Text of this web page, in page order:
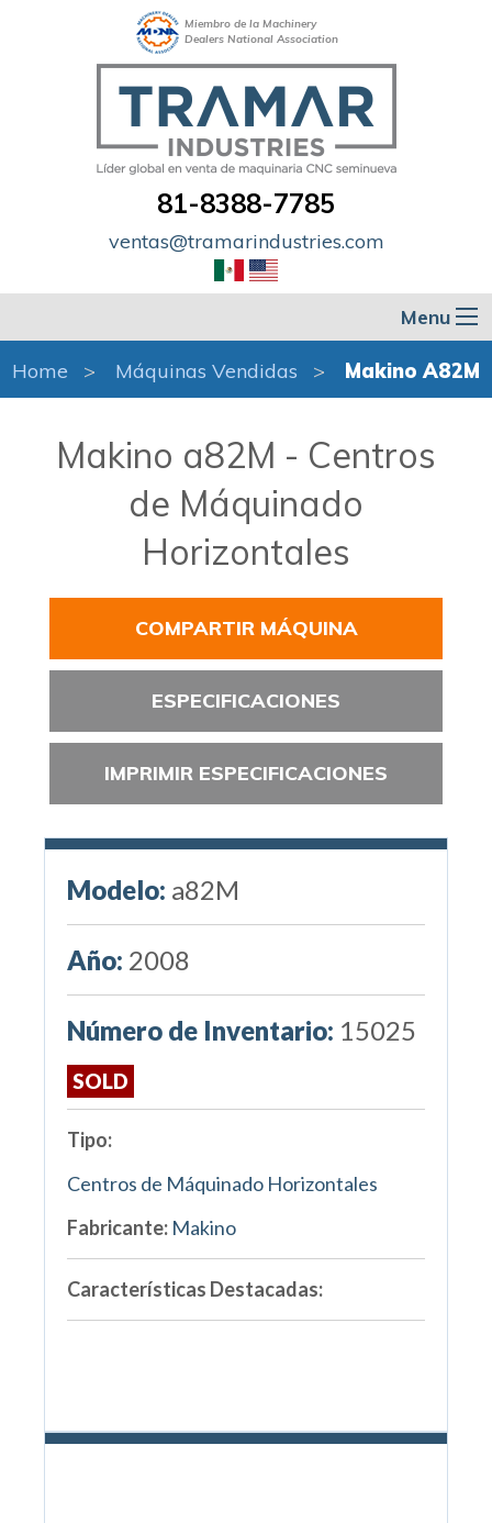
Miembro de la Machinery
Dealers National Association
81-8388-7785
ventas@tramarindustries.com
Menu
Home Máquinas Vendidas Makino A82M
Makino a82M - Centros
de Máquinado
Horizontales
COMPARTIR MÁQUINA
ESPECIFICACIONES
IMPRIMIR ESPECIFICACIONES
Modelo: a82M
Año: 2008
Número de Inventario: 15025
SOLD
Tipo:
Centros de Máquinado Horizontales
Fabricante: Makino
Características Destacadas: